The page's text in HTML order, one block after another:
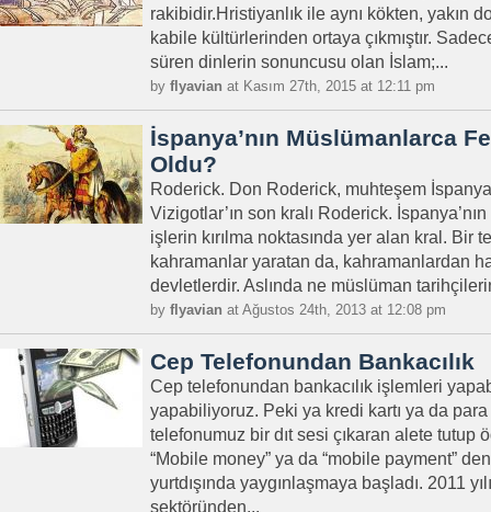
rakibidir.Hristiyanlık ile aynı kökten, yakın
kabile kültürlerinden ortaya çıkmıştır.
süren dinlerin sonuncusu olan İslam;...
by flyavian at Kasım 27th, 2015 at 12:11 pm
İspanya’nın Müslümanlarca
Oldu?
Roderick. Don Roderick, muhteşem
Vizigotlar’ın son kralı Roderick.
işlerin kırılma noktasında yer alan kral. Bir
kahramanlar yaratan da, kahramanlardan
devletlerdir. Aslında ne müslüman
by flyavian at Ağustos 24th, 2013 at 12:08 pm
Cep Telefonundan Bankacılık
Cep telefonundan bankacılık işlemleri
yapabiliyoruz. Peki ya kredi kartı ya da
telefonumuz bir dıt sesi çıkaran alete tutup
“Mobile money” ya da “mobile payment”
yurtdışında yaygınlaşmaya başladı. 2011
sektöründen...